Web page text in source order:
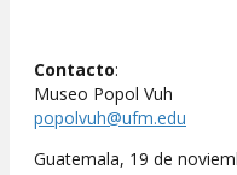
Contacto:
Museo Popol Vuh
popolvuh@ufm.edu
Guatemala, 19 de